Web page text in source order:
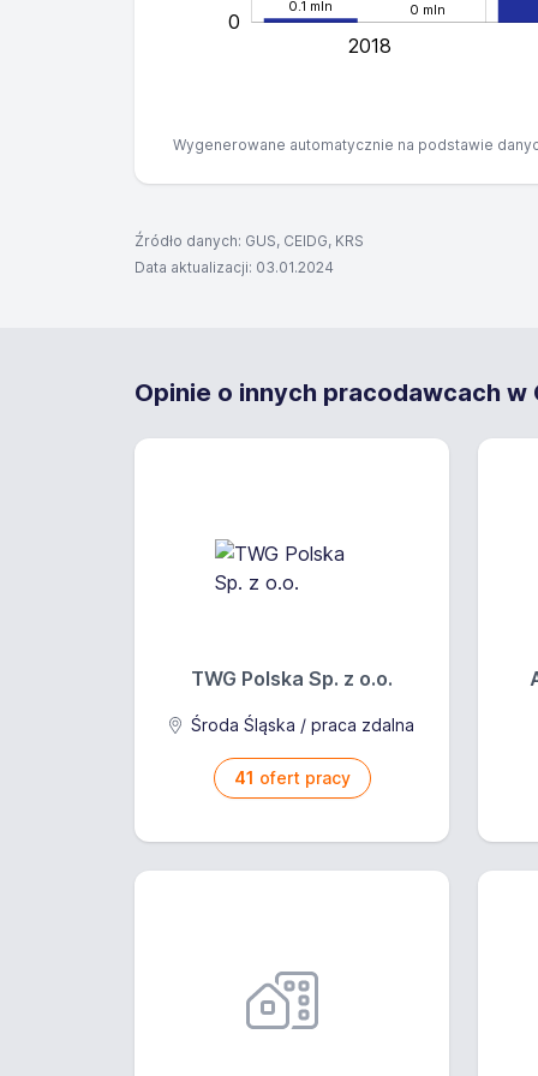
0.1 mln 0 mln
0
2018
Wygenerowane automatycznie na podstawie
Źródło danych: GUS, CEIDG, KRS
Data aktualizacji: 03.01.2024
Opinie o innych pracodawcach w
TWG Polska Sp. z o.o.
Środa Śląska / praca zdalna
41 ofert pracy